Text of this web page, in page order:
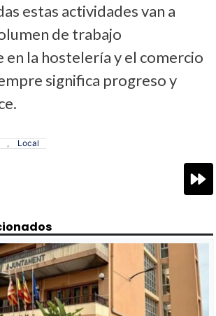
estas actividades van a
de trabajo
en la hostelería y el comercio
significa progreso y
, Local